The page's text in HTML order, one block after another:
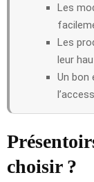
Les
Les
leur
Un bon
choisir ?